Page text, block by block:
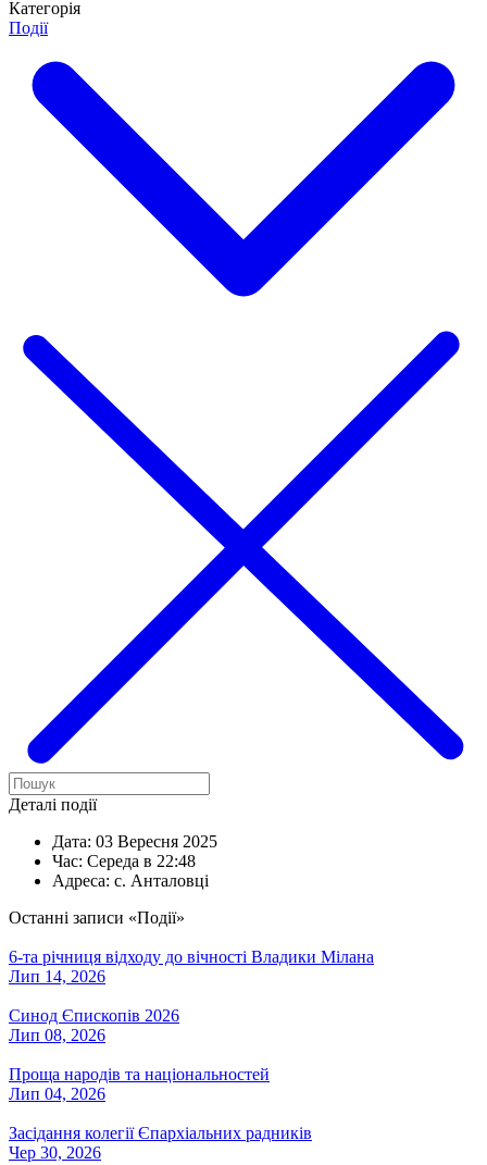
Категорія
Події
Деталі події
Дата: 03 Вересня 2025
Час: Середа в 22:48
Адреса: с. Анталовці
Останні записи «Події»
6-та річниця відходу до вічності Владики Мілана
Лип 14, 2026
Синод Єпископів 2026
Лип 08, 2026
Проща народів та національностей
Лип 04, 2026
Засідання колегії Єпархіальних радників
Чер 30, 2026